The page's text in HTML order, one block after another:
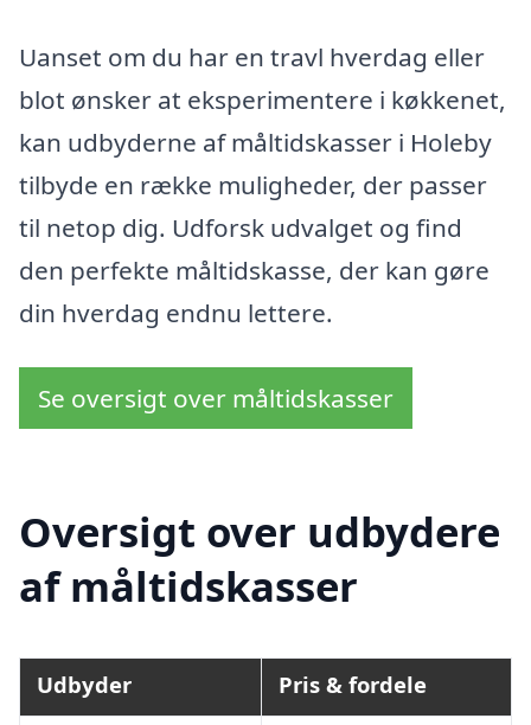
Uanset om du har en travl hverdag eller
blot ønsker at eksperimentere i køkkenet,
kan udbyderne af måltidskasser i Holeby
tilbyde en række muligheder, der passer
til netop dig. Udforsk udvalget og find
den perfekte måltidskasse, der kan gøre
din hverdag endnu lettere.
Se oversigt over måltidskasser
Oversigt over udbydere
af måltidskasser
Udbyder Pris & fordele